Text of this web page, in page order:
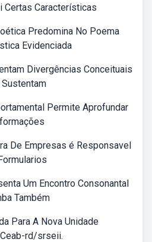
Certas Características
Predomina No Poema
Evidenciada
Divergências Conceituais
Permite Aprofundar
De Empresas é Responsavel
Um Encontro Consonantal
Também
Para A Nova Unidade
rd/srseii.